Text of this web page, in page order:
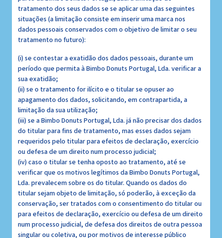
tratamento dos seus dados se se aplicar uma das seguintes
situações (a limitação consiste em inserir uma marca nos
dados pessoais conservados com o objetivo de limitar o seu
tratamento no futuro):
(i) se contestar a exatidão dos dados pessoais, durante um
período que permita à Bimbo Donuts Portugal, Lda. verificar a
sua exatidão;
(ii) se o tratamento for ilícito e o titular se opuser ao
apagamento dos dados, solicitando, em contrapartida, a
limitação da sua utilização;
(iii) se a Bimbo Donuts Portugal, Lda. já não precisar dos dados
do titular para fins de tratamento, mas esses dados sejam
requeridos pelo titular para efeitos de declaração, exercício
ou defesa de um direito num processo judicial;
(iv) caso o titular se tenha oposto ao tratamento, até se
verificar que os motivos legítimos da Bimbo Donuts Portugal,
Lda. prevalecem sobre os do titular. Quando os dados do
titular sejam objeto de limitação, só poderão, à exceção da
conservação, ser tratados com o consentimento do titular ou
para efeitos de declaração, exercício ou defesa de um direito
num processo judicial, de defesa dos direitos de outra pessoa
singular ou coletiva, ou por motivos de interesse público